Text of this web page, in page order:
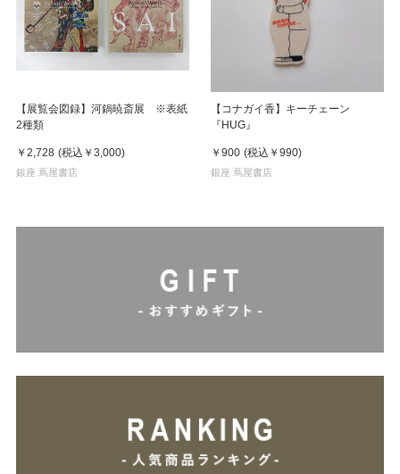
【展覧会図録】河鍋暁斎展 ※表紙
2種類
￥2,728 (税込 ￥3,000)
銀座 蔦屋書店
【コナガイ香】キーチェーン
『HUG』
￥900 (税込 ￥990)
銀座 蔦屋書店